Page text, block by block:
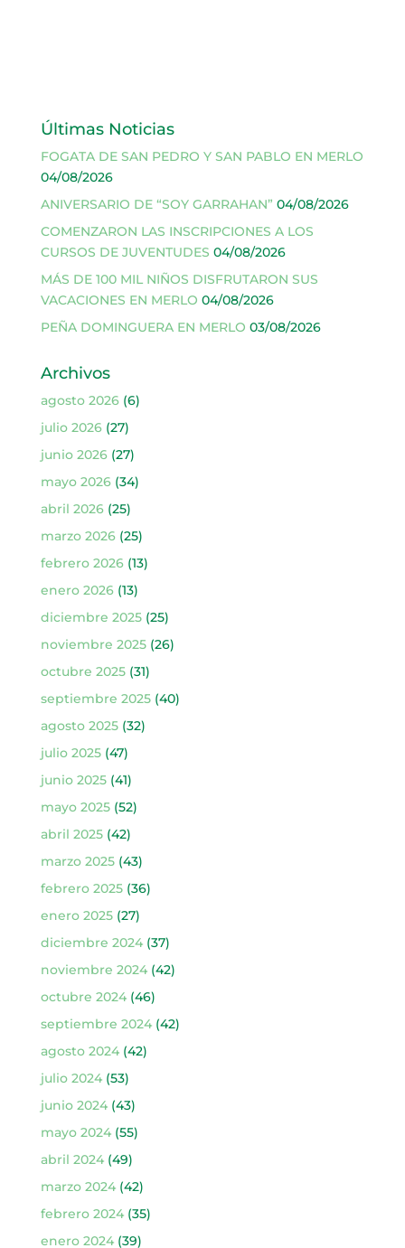
Últimas Noticias
FOGATA DE SAN PEDRO Y SAN PABLO EN MERLO
04/08/2026
ANIVERSARIO DE “SOY GARRAHAN” 04/08/2026
COMENZARON LAS INSCRIPCIONES A LOS
CURSOS DE JUVENTUDES 04/08/2026
MÁS DE 100 MIL NIÑOS DISFRUTARON SUS
VACACIONES EN MERLO 04/08/2026
PEÑA DOMINGUERA EN MERLO 03/08/2026
Archivos
agosto 2026(6)
julio 2026(27)
junio 2026(27)
mayo 2026(34)
abril 2026(25)
marzo 2026(25)
febrero 2026(13)
enero 2026(13)
diciembre 2025(25)
noviembre 2025(26)
octubre 2025(31)
septiembre 2025(40)
agosto 2025(32)
julio 2025(47)
junio 2025(41)
mayo 2025(52)
abril 2025(42)
marzo 2025(43)
febrero 2025(36)
enero 2025(27)
diciembre 2024(37)
noviembre 2024(42)
octubre 2024(46)
septiembre 2024(42)
agosto 2024(42)
julio 2024(53)
junio 2024(43)
mayo 2024(55)
abril 2024(49)
marzo 2024(42)
febrero 2024(35)
enero 2024(39)